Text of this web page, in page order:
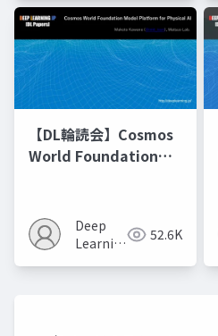
【DL輪読会】Cosmos
World Foundation
Deep
Learning
52.6K